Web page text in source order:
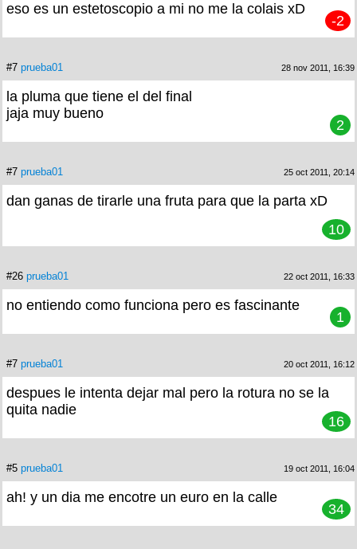
eso es un estetoscopio a mi no me la colais xD
-2
#7 prueba01 28 nov 2011, 16:39
la pluma que tiene el del final
jaja muy bueno
2
#7 prueba01 25 oct 2011, 20:14
dan ganas de tirarle una fruta para que la parta xD
10
#26 prueba01 22 oct 2011, 16:33
no entiendo como funciona pero es fascinante
1
#7 prueba01 20 oct 2011, 16:12
despues le intenta dejar mal pero la rotura no se la
quita nadie
16
#5 prueba01 19 oct 2011, 16:04
ah! y un dia me encotre un euro en la calle
34